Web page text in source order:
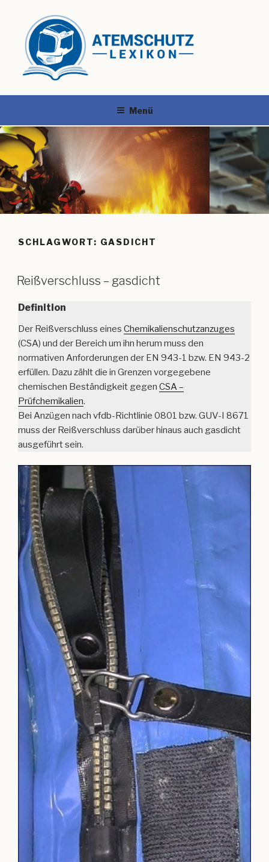
Menü
SCHLAGWORT: GASDICHT
Reißverschluss – gasdicht
Definition
Der Reißverschluss eines Chemikalienschutzanzuges
(CSA) und der Bereich um ihn herum muss den
normativen Anforderungen der EN 943-1 bzw. EN 943-2
erfüllen. Dazu zählt die in Grenzen vorgegebene
chemischen Beständigkeit gegen CSA –
Prüfchemikalien.
Bei Anzügen nach vfdb-Richtlinie 0801 bzw. GUV-I 8671
muss der Reißverschluss darüber hinaus auch gasdicht
ausgeführt sein.